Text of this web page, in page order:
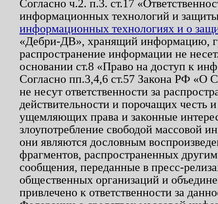
Согласно ч.2. п.3. ст.17
информационных технологий и
информационных технологиях и о
«Дебри-ДВ», хранящий информацию,
распространение информации не
основании ст.8 «Право на доступ к
Согласно пп.3,4,6 ст.57 Закона РФ «О
не несут ответственности за
действительности и порочащих честь
ущемляющих права и законные
злоупотребление свободой массовой
они являются дословным
фрагментов, распространенных
сообщения, переданные в пресс-
общественных организаций и
привлечено к ответственности за